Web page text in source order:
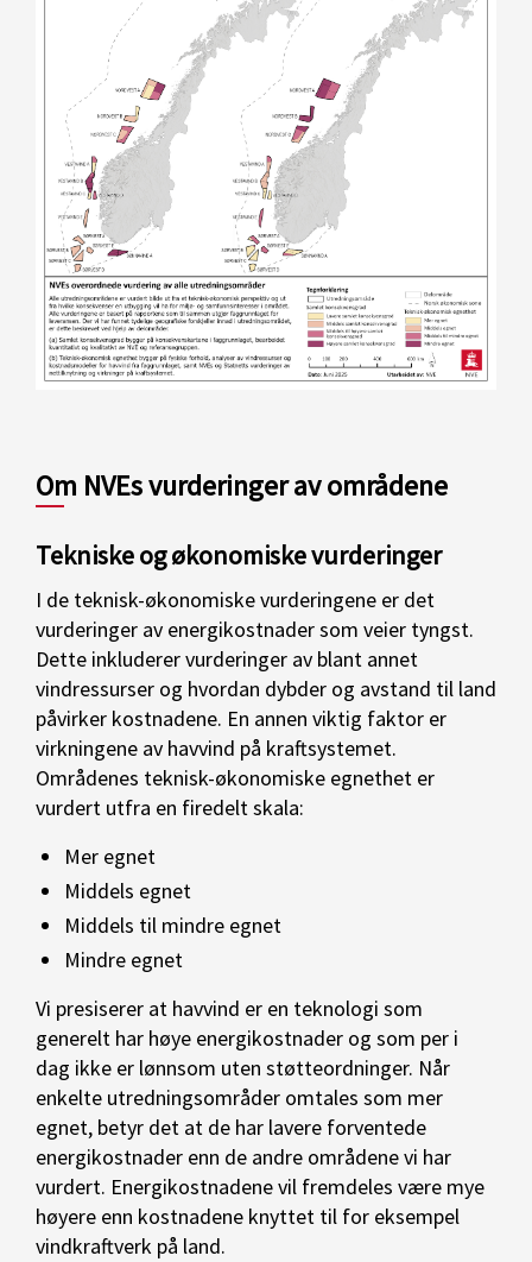
Om NVEs vurderinger av områdene
Tekniske og økonomiske vurderinger
I de teknisk-økonomiske vurderingene er det
vurderinger av energikostnader som veier tyngst.
Dette inkluderer vurderinger av blant annet
vindressurser og hvordan dybder og avstand til land
påvirker kostnadene. En annen viktig faktor er
virkningene av havvind på kraftsystemet.
Områdenes teknisk-økonomiske egnethet er
vurdert utfra en firedelt skala:
Mer egnet
Middels egnet
Middels til mindre egnet
Mindre egnet
Vi presiserer at havvind er en teknologi som
generelt har høye energikostnader og som per i
dag ikke er lønnsom uten støtteordninger. Når
enkelte utredningsområder omtales som mer
egnet, betyr det at de har lavere forventede
energikostnader enn de andre områdene vi har
vurdert. Energikostnadene vil fremdeles være mye
høyere enn kostnadene knyttet til for eksempel
vindkraftverk på land.